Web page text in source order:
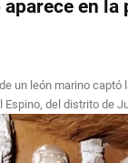
en la
un león marino captó
Espino, del distrito de